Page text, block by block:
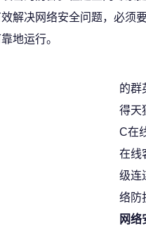
解决网络安全问题，必须
地运行。
的群
得天
C在
在线
级连
络防
网络